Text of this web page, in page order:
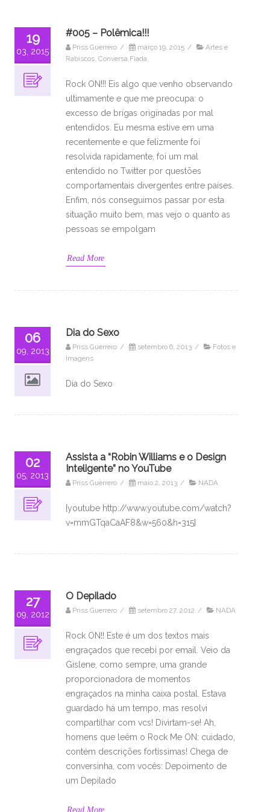
19
03, 2015
#005 – Polêmica!!!
Priss Guerrero / março 19, 2015 /
Artes e
Rabiscos Conversa Fiada
Rock ON!!! Eis algo que venho observando
ultimamente e que me preocupa: o
excesso de brigas originadas por mal
entendidos. Eu mesma estive em uma
recentemente e que felizmente foi
resolvida rapidamente, foi um mal
entendido no Twitter por questões
comportamentais divergentes entre países.
Enfim, nós conseguimos passar por esta
situação muito bem, mas vejo o quanto as
pessoas se empolgam
Read More
06
09, 2013
Dia do Sexo
Priss Guerrero / setembro 6, 2013 /
Fotos e
Imagens
Dia do Sexo
02
05, 2013
Assista a “Robin Williams e o Design
Inteligente” no YouTube
Priss Guerrero / maio 2, 2013 / NADA
[youtube http://www.youtube.com/watch?
v=mmGTqaCaAF8&w=560&h=315]
27
09, 2012
O Depilado
Priss Guerrero / setembro 27, 2012 / NADA
Rock ON!! Este é um dos textos mais
engraçados que recebi por email. Veio da
Gislene, como sempre, uma grande
proporcionadora de momentos
engraçados na minha caixa postal. Estava
guardado há um tempo, mas resolvi
compartilhar com vcs! Divirtam-se! Ah,
homens que leêm o Rock Me ON: cuidado,
contém descrições fortíssimas! Chega de
conversinha, com vocês: Depoimento de
um Depilado
Read More